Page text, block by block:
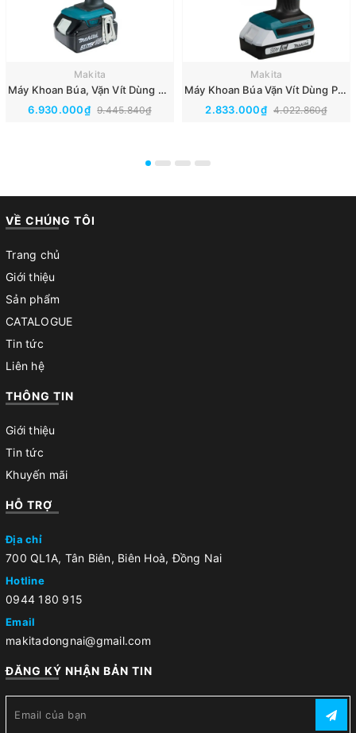
Makita
Máy Khoan Búa, Vặn Vít Dùng Pin 18v Makita DHP482RFE
6.930.000₫ 9.445.840₫
Makita
Máy Khoan Búa Vặn Vít Dùng Pin 18v Makita HP488D002
2.833.000₫ 4.022.860₫
VỀ CHÚNG TÔI
Trang chủ
Giới thiệu
Sản phẩm
CATALOGUE
Tin tức
Liên hệ
THÔNG TIN
Giới thiệu
Tin tức
Khuyến mãi
HỖ TRỢ
Địa chỉ
700 QL1A, Tân Biên, Biên Hoà, Đồng Nai
Hotline
0944 180 915
Email
makitadongnai@gmail.com
ĐĂNG KÝ NHẬN BẢN TIN